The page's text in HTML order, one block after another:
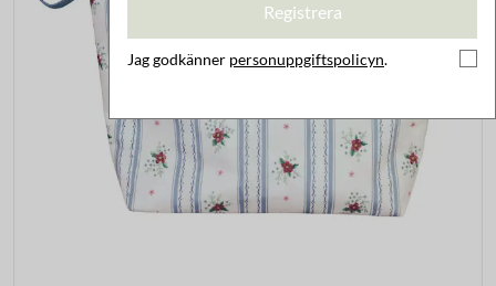
Registrera
Jag godkänner personuppgiftspolicyn.